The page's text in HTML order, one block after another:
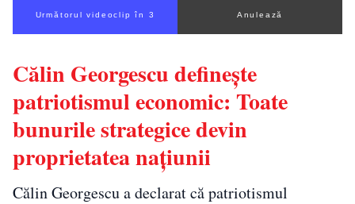
Următorul videoclip în 2 Anulează
Călin Georgescu definește
patriotismul economic: Toate
bunurile strategice devin
proprietatea națiunii
Călin Georgescu a declarat că patriotismul